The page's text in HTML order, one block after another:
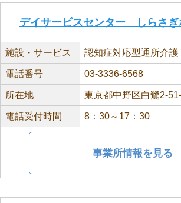
デイサービスセンター しらさぎ
施設・サービス 認知症対応型通所介護
電話番号 03-3336-6568
所在地 東京都中野区白鷺2-
電話受付時間 8：30～17：30
事業所情報を見る